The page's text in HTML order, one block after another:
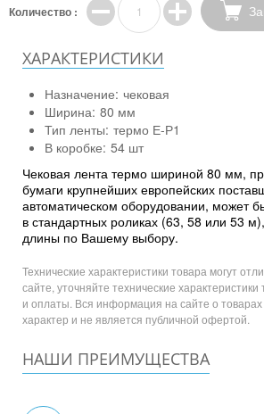
Количество :
ХАРАКТЕРИСТИКИ
Назначение: чековая
Ширина: 80 мм
Тип ленты: термо Е-Р1
В коробке: 54 шт
Чековая лента термо шириной 80 мм,
бумаги крупнейших европейских
автоматическом оборудовании, может
в стандартных роликах (63, 58 или 53
длины по Вашему выбору.
Технические характеристики товара могут
сайте, уточняйте технические
и оплаты. Вся информация на сайте о
характер и не является публичной офертой.
НАШИ ПРЕИМУЩЕСТВА